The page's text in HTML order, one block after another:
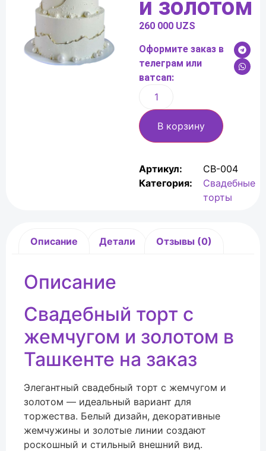
и золотом
260 000 UZS
Оформите заказ в
телеграм или
ватсап:
В корзину
Артикул:
СВ-004
Категория:
Свадебные
торты
Описание Детали Отзывы (0)
Описание
Свадебный торт с
жемчугом и золотом в
Ташкенте на заказ
Элегантный свадебный торт с жемчугом и
золотом — идеальный вариант для
торжества. Белый дизайн, декоративные
жемчужины и золотые линии создают
роскошный и стильный внешний вид.